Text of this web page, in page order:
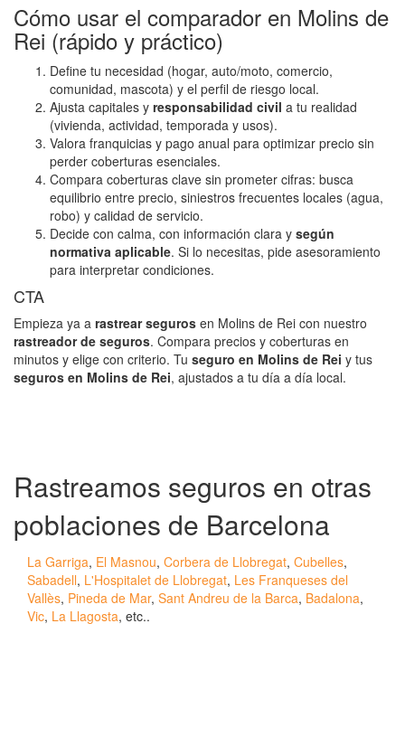
Cómo usar el comparador en Molins de
Rei (rápido y práctico)
Define tu necesidad (hogar, auto/moto, comercio,
comunidad, mascota) y el perfil de riesgo local.
Ajusta capitales y responsabilidad civil a tu realidad
(vivienda, actividad, temporada y usos).
Valora franquicias y pago anual para optimizar precio sin
perder coberturas esenciales.
Compara coberturas clave sin prometer cifras: busca
equilibrio entre precio, siniestros frecuentes locales (agua,
robo) y calidad de servicio.
Decide con calma, con información clara y según
normativa aplicable. Si lo necesitas, pide asesoramiento
para interpretar condiciones.
CTA
Empieza ya a rastrear seguros en Molins de Rei con nuestro
rastreador de seguros. Compara precios y coberturas en
minutos y elige con criterio. Tu seguro en Molins de Rei y tus
seguros en Molins de Rei, ajustados a tu día a día local.
Rastreamos seguros en otras
poblaciones de Barcelona
La Garriga, El Masnou, Corbera de Llobregat, Cubelles,
Sabadell, L'Hospitalet de Llobregat, Les Franqueses del
Vallès, Pineda de Mar, Sant Andreu de la Barca, Badalona,
Vic, La Llagosta, etc..